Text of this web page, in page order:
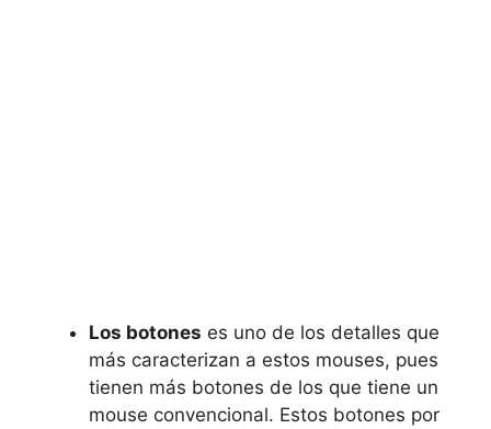
Los botones es uno de los detalles que
más caracterizan a estos mouses, pues
tienen más botones de los que tiene un
mouse convencional. Estos botones por